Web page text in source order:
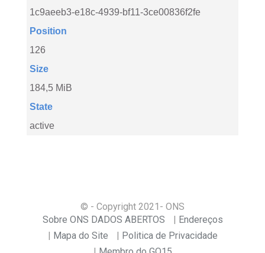
1c9aeeb3-e18c-4939-bf11-3ce00836f2fe
Position
126
Size
184,5 MiB
State
active
© - Copyright 2021 - ONS
Sobre ONS DADOS ABERTOS
Endereços
Mapa do Site
Politica de Privacidade